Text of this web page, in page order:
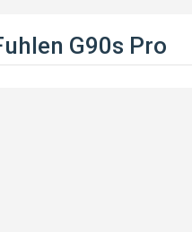
G90s Pro